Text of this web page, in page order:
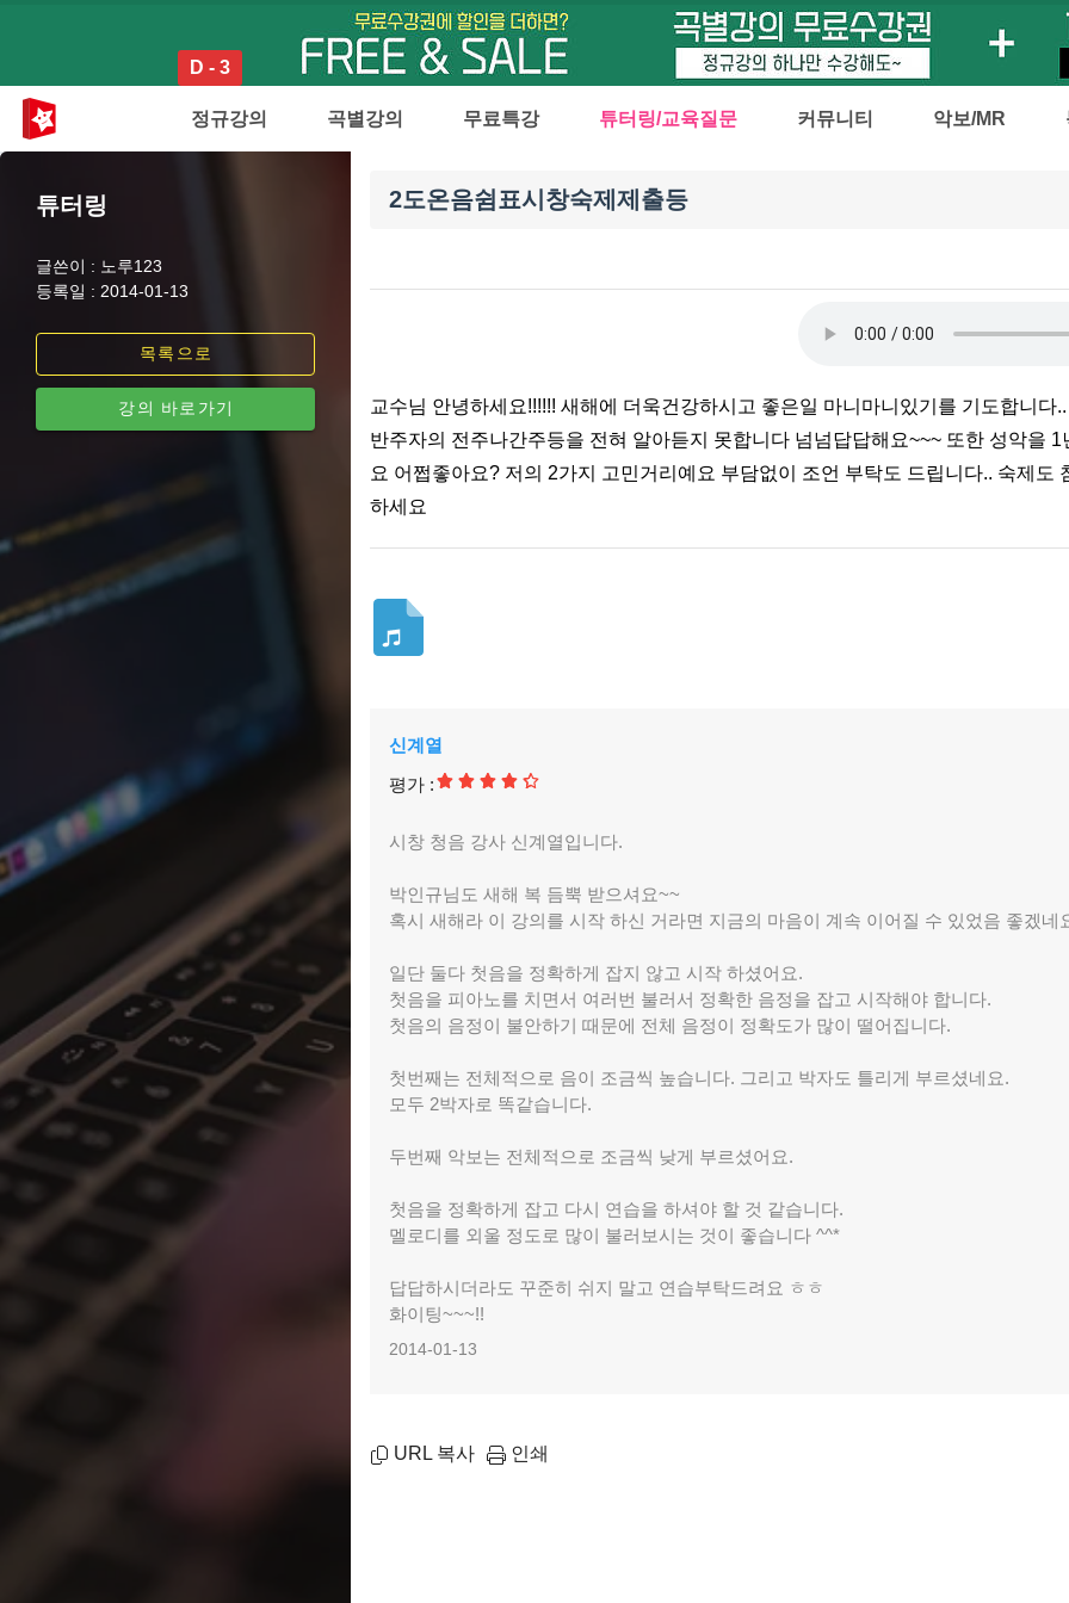
D - 3
정규강의 곡별강의 무료특강 튜터링/교육질문 커뮤니티 악보/MR
튜터링
글쓴이 : 노루123
등록일 : 2014-01-13
목록으로
강의 바로가기
2도온음쉼표시창숙제제출등
교수님 안녕하세요!!!!!! 새해에 더욱건강하시고 좋은일 마니마니있기를 기도합니
반주자의 전주나간주등을 전혀 알아듣지 못합니다 넘넘답답해요~~~ 또한 성악을
요 어쩝좋아요? 저의 2가지 고민거리예요 부담없이 조언 부탁도 드립니다.. 숙제
하세요
신계열
평가 :
시창 청음 강사 신계열입니다.
박인규님도 새해 복 듬뿍 받으셔요~~
혹시 새해라 이 강의를 시작 하신 거라면 지금의 마음이 계속 이어질 수 있었음 좋겠네
일단 둘다 첫음을 정확하게 잡지 않고 시작 하셨어요.
첫음을 피아노를 치면서 여러번 불러서 정확한 음정을 잡고 시작해야 합니다.
첫음의 음정이 불안하기 때문에 전체 음정이 정확도가 많이 떨어집니다.
첫번째는 전체적으로 음이 조금씩 높습니다. 그리고 박자도 틀리게 부르셨네요.
모두 2박자로 똑같습니다.
두번째 악보는 전체적으로 조금씩 낮게 부르셨어요.
첫음을 정확하게 잡고 다시 연습을 하셔야 할 것 같습니다.
멜로디를 외울 정도로 많이 불러보시는 것이 좋습니다 ^^*
답답하시더라도 꾸준히 쉬지 말고 연습부탁드려요 ㅎㅎ
화이팅~~~!!
2014-01-13
URL 복사 인쇄